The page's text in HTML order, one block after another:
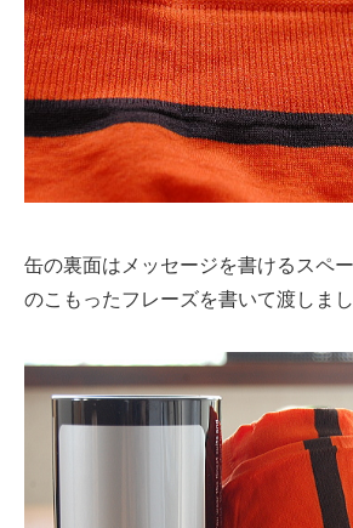
缶の裏面はメッセージを書けるスペ
のこもったフレーズを書いて渡しまし